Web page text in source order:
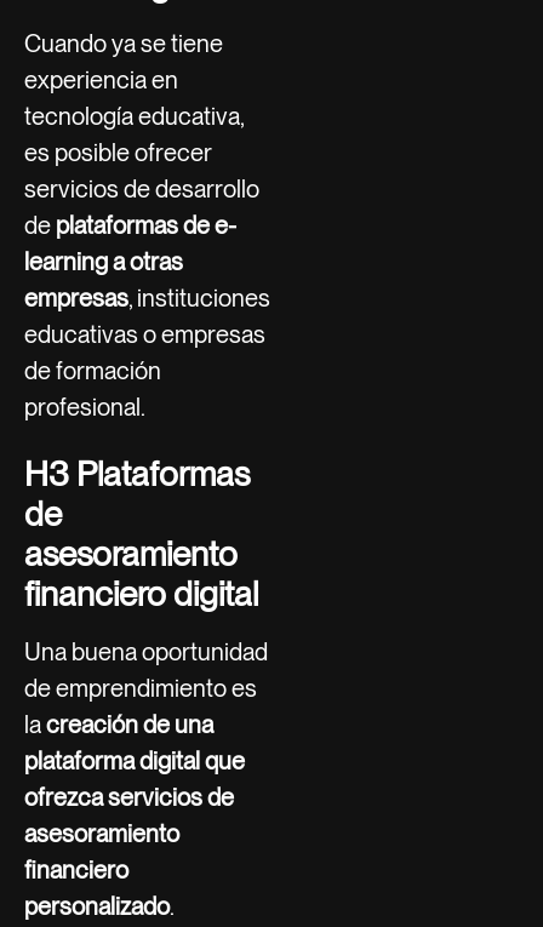
Cuando ya se tiene
experiencia en
tecnología educativa,
es posible ofrecer
servicios de desarrollo
de plataformas de e-
learning a otras
empresas, instituciones
educativas o empresas
de formación
profesional.
H3 Plataformas
de
asesoramiento
financiero digital
Una buena oportunidad
de emprendimiento es
lacreación de una
plataforma digital que
ofrezca servicios de
asesoramiento
financiero
personalizado.